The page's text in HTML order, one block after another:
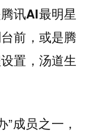
讯AI最明星
前，或是腾
置，汤道生
成员之一，